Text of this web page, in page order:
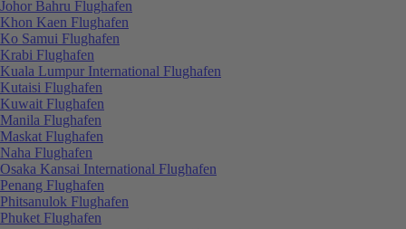
Johor Bahru Flughafen
Khon Kaen Flughafen
Ko Samui Flughafen
Krabi Flughafen
Kuala Lumpur International Flughafen
Kutaisi Flughafen
Kuwait Flughafen
Manila Flughafen
Maskat Flughafen
Naha Flughafen
Osaka Kansai International Flughafen
Penang Flughafen
Phitsanulok Flughafen
Phuket Flughafen